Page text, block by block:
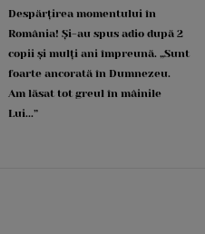
Despărțirea momentului în
România! Și-au spus adio după 2
copii și mulți ani împreună. „Sunt
foarte ancorată în Dumnezeu.
Am lăsat tot greul în mâinile
Lui...”